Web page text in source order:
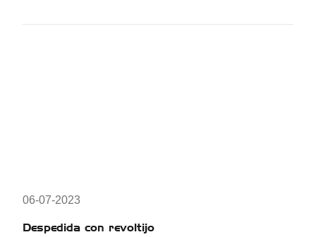
06-07-2023
Despedida con revoltijo